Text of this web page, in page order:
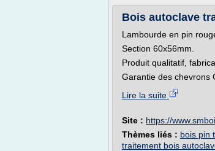
Bois autoclave
Lambourde en pin
Section 60x56mm.
Produit qualitatif,
Garantie des chevrons
Lire la suite
Site : https://
Thèmes liés : bois pin
traitement bois